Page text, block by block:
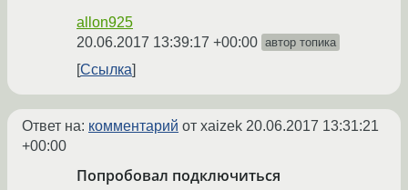
allon925
20.06.2017 13:39:17 +00:00 автор топика
Ссылка
Ответ на: комментарий от xaizek 20.06.2017 13:31:21
+00:00
Попробовал подключиться